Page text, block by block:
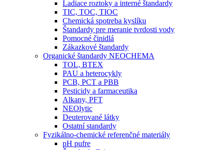
Ladiace roztoky a interné štandardy
TIC, TOC, TIOC
Chemická spotreba kyslíku
Štandardy pre meranie tvrdosti vody
Pomocné činidlá
Zákazkové štandardy
Organické štandardy NEOCHEMA
TOL, BTEX
PAU a heterocykly
PCB, PCT a PBB
Pesticidy a farmaceutika
Alkany, PFT
NEOlytic
Deuterované látky
Ostatní standardy
Fyzikálno-chemické referenčné materiály
pH pufre